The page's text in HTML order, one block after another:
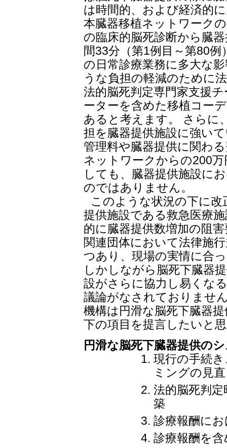
は時間的、および経済的
本臓器移植ネットワーク
の臨床的脳死診断から臓
間33分（第1例目～第80
の日常診療業務に多大な
うな負担の軽減のために
法的脳死判定専門家支援
ーターを含めた移植コー
あると考えます。 さらに
担を臓器提供施設に強い
管理料や臓器提供に関わ
ネットワークからの200
しても、臓器提供施設に
のではありません。
このような状況の下に
提供施設である救急医療
的に臓器提供数増加の阻
関連団体において法律施
つあり、現場の実情に合
しかしながら脳死下臓器
設がさらに協力し易くな
議論がなされておりませ
機構は円滑な脳死下臓器
下の項目を提言したいと
円滑な脳死下臓器提供の
現行の手続
ミングの見
法的脳死判
築
診療報酬に
診療報酬を